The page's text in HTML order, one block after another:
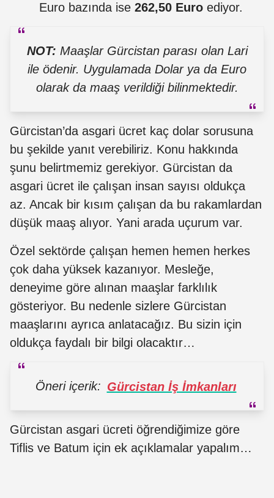
Euro bazında ise 262,50 Euro ediyor.
NOT: Maaşlar Gürcistan parası olan Lari
ile ödenir. Uygulamada Dolar ya da Euro
olarak da maaş verildiği bilinmektedir.
Gürcistan’da asgari ücret kaç dolar sorusuna
bu şekilde yanıt verebiliriz. Konu hakkında
şunu belirtmemiz gerekiyor. Gürcistan da
asgari ücret ile çalışan insan sayısı oldukça
az. Ancak bir kısım çalışan da bu rakamlardan
düşük maaş alıyor. Yani arada uçurum var.
Özel sektörde çalışan hemen hemen herkes
çok daha yüksek kazanıyor. Mesleğe,
deneyime göre alınan maaşlar farklılık
gösteriyor. Bu nedenle sizlere Gürcistan
maaşlarını ayrıca anlatacağız. Bu sizin için
oldukça faydalı bir bilgi olacaktır…
Öneri içerik: Gürcistan İş İmkanları
Gürcistan asgari ücreti öğrendiğimize göre
Tiflis ve Batum için ek açıklamalar yapalım…